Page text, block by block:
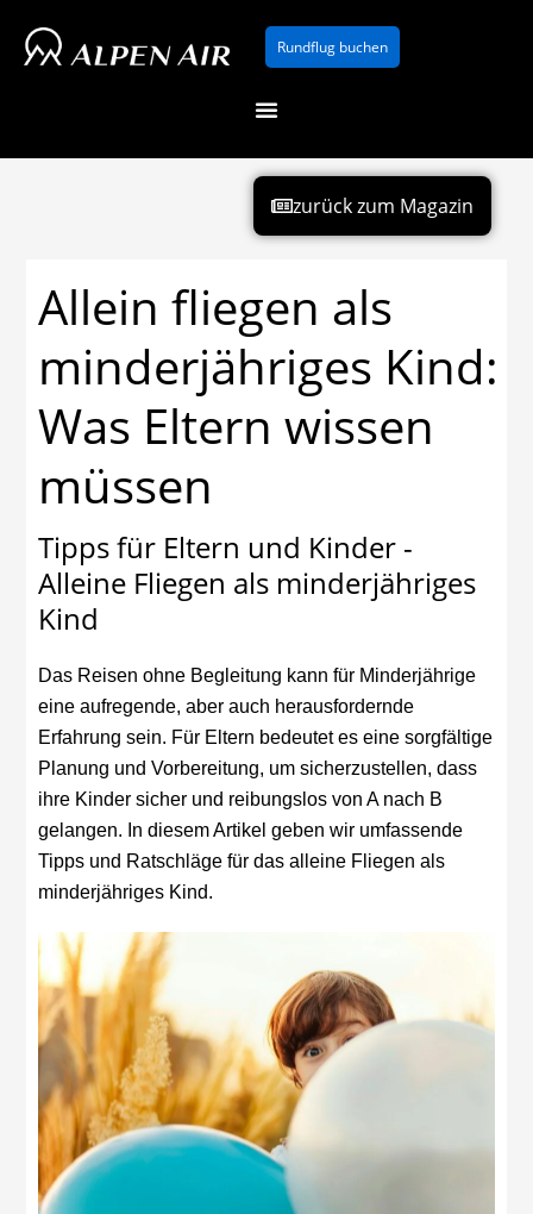
Inhalt
Rundflug buchen
zurück zum Magazin
Allein fliegen als
minderjähriges Kind:
Was Eltern wissen
müssen
Tipps für Eltern und Kinder -
Alleine Fliegen als minderjähriges
Kind
Das Reisen ohne Begleitung kann für Minderjährige
eine aufregende, aber auch herausfordernde
Erfahrung sein. Für Eltern bedeutet es eine sorgfältige
Planung und Vorbereitung, um sicherzustellen, dass
ihre Kinder sicher und reibungslos von A nach B
gelangen. In diesem Artikel geben wir umfassende
Tipps und Ratschläge für das alleine Fliegen als
minderjähriges Kind.